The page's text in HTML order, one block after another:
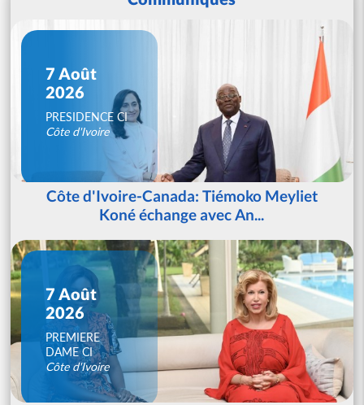
7 Août
2026
PRESIDENCE CI
Côte d'Ivoire
Côte d'Ivoire-Canada: Tiémoko Meyliet
Koné échange avec An...
7 Août
2026
PREMIERE
DAME CI
Côte d'Ivoire